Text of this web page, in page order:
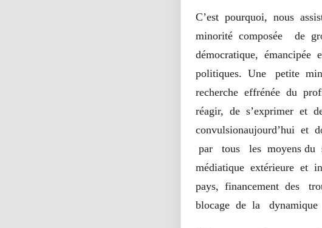
C’est pourquoi, nous
minorité composée de
démocratique,
politiques. Une petite
recherche effrénée du
réagir, de s’exprimer et
convulsionaujourd’hui
par tous les moyens du
médiatique extérieure et
pays, financement des
blocage de la dynamique